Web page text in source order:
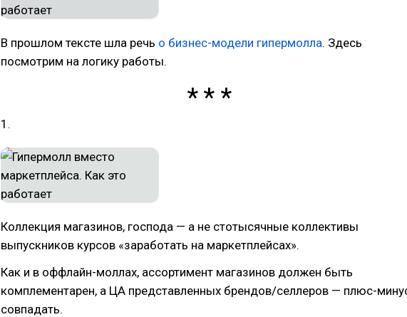
В прошлом тексте шла речь о бизнес-модели гипермолла. Здесь
посмотрим на логику работы.
1.
Коллекция магазинов, господа — а не стотысячные коллективы
выпускников курсов «заработать на маркетплейсах».
Как и в оффлайн-моллах, ассортимент магазинов должен быть
комплементарен, а ЦА представленных брендов/селлеров — плюс-
совпадать.